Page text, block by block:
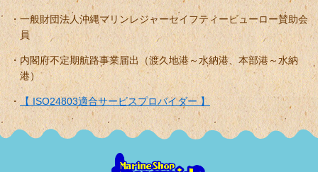
一般財団法人沖縄マリンレジャーセイフティービューロー賛助会
員
内閣府不定期航路事業届出（渡久地港～水納港、本部港～水納
港）
【 ISO24803適合サービスプロバイダー 】